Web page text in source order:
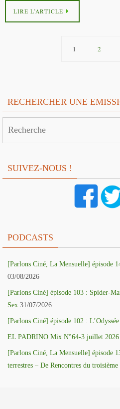
LIRE L’ARTICLE
1 2
RECHERCHER UNE
SUIVEZ-NOUS !
PODCASTS
[Parlons Ciné, La Mensuelle] épisode
03/08/2026
[Parlons Ciné] épisode 103 : Spider-
Sex 31/07/2026
[Parlons Ciné] épisode 102 :
EL PADRINO Mix N°64-3 juillet 2026
[Parlons Ciné, La Mensuelle] épisode
terrestres – De Rencontres du